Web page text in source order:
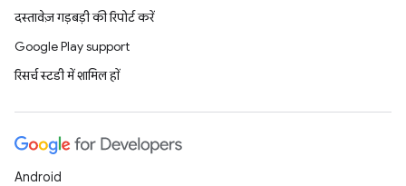
दस्तावेज़ गड़बड़ी की रिपोर्ट करें
Google Play support
रिसर्च स्टडी में शामिल हों
Android